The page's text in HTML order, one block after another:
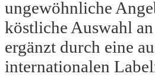
ungewöhnliche
köstliche Auswahl
ergänzt durch eine
internationalen